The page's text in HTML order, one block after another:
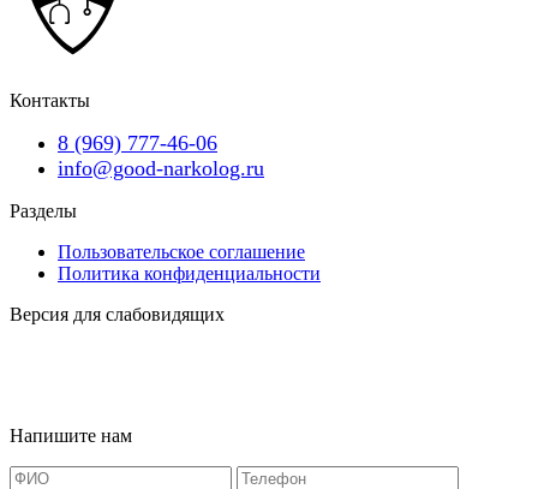
Контакты
8 (969) 777-46-06
info@good-narkolog.ru
Разделы
Пользовательское соглашение
Политика конфиденциальности
Версия для слабовидящих
Напишите нам